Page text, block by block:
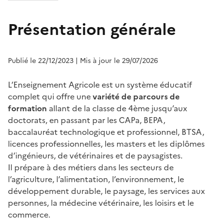
Présentation générale
Publié le 22/12/2023 | Mis à jour le 29/07/2026
L’Enseignement Agricole est un système éducatif
complet qui offre unevariété de parcours de
formation allant de la classe de 4ème jusqu’aux
doctorats, en passant par les CAPa, BEPA,
baccalauréat technologique et professionnel, BTSA,
licences professionnelles, les masters et les diplômes
d’ingénieurs, de vétérinaires et de paysagistes.
Il prépare à des métiers dans les secteurs de
l’agriculture, l’alimentation, l’environnement, le
développement durable, le paysage, les services aux
personnes, la médecine vétérinaire, les loisirs et le
commerce.